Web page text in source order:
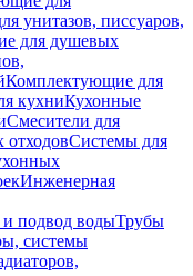
унитазов, писсуаров,
для душевых
Комплектующие для
кухниКухонные
Смесители для
Системы для
Инженерная
подвод водыТрубы
системы